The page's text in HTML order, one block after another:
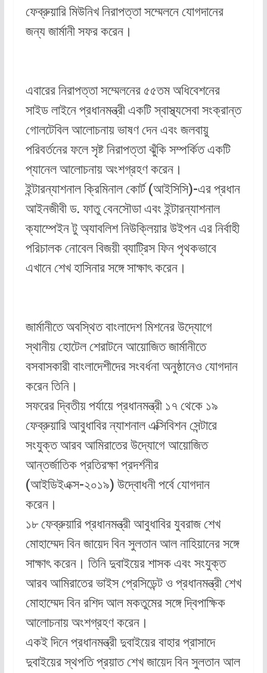
ফেব্রুয়ারি মিউনিখ নিরাপত্তা সম্মেলনে যোগদানের
জন্য জার্মানী সফর করেন।
এবারের নিরাপত্তা সম্মেলনের ৫৫তম অধিবেশনের
সাইড লাইনে প্রধানমন্ত্রী একটি স্বাস্থ্যসেবা সংক্রান্ত
গোলটেবিল আলোচনায় ভাষণ দেন এবং জলবায়ু
পরিবর্তনের ফলে সৃষ্ট নিরাপত্তা ঝুঁকি সম্পর্কিত একটি
প্যানেল আলোচনায় অংশগ্রহণ করেন।
ইন্টারন্যাশনাল ক্রিমিনাল কোর্ট (আইসিসি)-এর প্রধান
আইনজীবী ড. ফাতু বেনসৌডা এবং ইন্টারন্যাশনাল
ক্যাম্পেইন টু অ্যাবলিশ নিউক্লিয়ার উইপন এর নির্বাহী
পরিচালক নোবেল বিজয়ী ব্যাট্রিস ফিন পৃথকভাবে
এখানে শেখ হাসিনার সঙ্গে সাক্ষাৎ করেন।
জার্মানীতে অবস্থিত বাংলাদেশ মিশনের উদ্যোগে
স্থানীয় হোটেল শেরাটনে আয়োজিত জার্মানীতে
বসবাসকারী বাংলাদেশীদের সংবর্ধনা অনুষ্ঠানেও যোগদান
করেন তিনি।
সফরের দ্বিতীয় পর্যায়ে প্রধানমন্ত্রী ১৭ থেকে ১৯
ফেব্রুয়ারি আবুধাবির ন্যাশনাল এক্সিবিশন সেন্টারে
সংযুক্ত আরব আমিরাতের উদ্যোগে আয়োজিত
আন্তর্জাতিক প্রতিরক্ষা প্রদর্শনীর
(আইডিইএক্স-২০১৯) উদ্বোধনী পর্বে যোগদান
করেন।
১৮ ফেব্রুয়ারি প্রধানমন্ত্রী আবুধাবির যুবরাজ শেখ
মোহাম্মেদ বিন জায়েদ বিন সুলতান আল নাহিয়ানের সঙ্গে
সাক্ষাৎ করেন। তিনি দুবাইয়ের শাসক এবং সংযুক্ত
আরব আমিরাতের ভাইস প্রেসিডেন্ট ও প্রধানমন্ত্রী শেখ
মোহাম্মেদ বিন রশিদ আল মকতুমের সঙ্গে দ্বিপাক্ষিক
আলোচনায় অংশগ্রহণ করেন।
একই দিনে প্রধানমন্ত্রী দুবাইয়ের বাহার প্রাসাদে
দুবাইয়ের স্থপতি প্রয়াত শেখ জায়েদ বিন সুলতান আল